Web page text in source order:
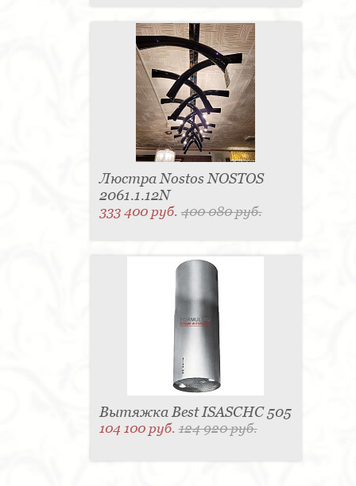
Люстра Nostos NOSTOS
2061.1.12N
333 400 руб.400 080 руб.
Вытяжка Best ISASCHC 505
104 100 руб.124 920 руб.